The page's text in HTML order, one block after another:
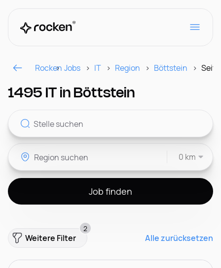
Für Arbeitgeber
CH
Rocken Jobs IT Region Böttstein Seite
1495 IT in Böttstein
0 km
Job finden
Weitere Filter
2
Alle zurücksetzen